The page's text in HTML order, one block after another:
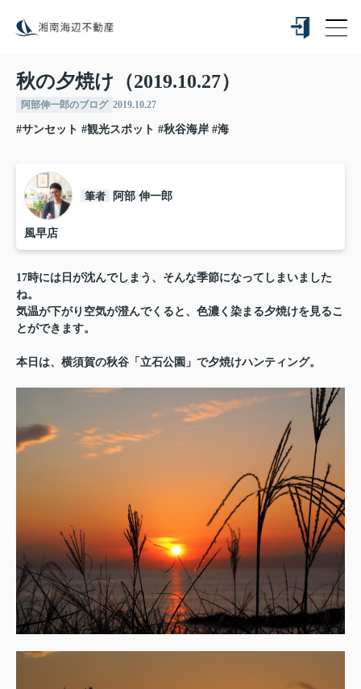
秋の夕焼け（2019.10.27）
阿部伸一郎のブログ 2019.10.27
#サンセット #観光スポット #秋谷海岸 #海
筆者 阿部 伸一郎
風早店
17時には日が沈んでしまう、そんな季節になってしまいました
ね。
気温が下がり空気が澄んでくると、色濃く染まる夕焼けを見るこ
とができます。
本日は、横須賀の秋谷「立石公園」で夕焼けハンティング。